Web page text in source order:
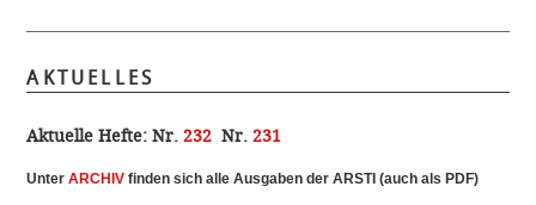
AKTUELLES
Aktuelle Hefte: Nr.232 Nr.231
UnterARCHIV finden sich alle Ausgaben der ARSTI (auch als PDF)